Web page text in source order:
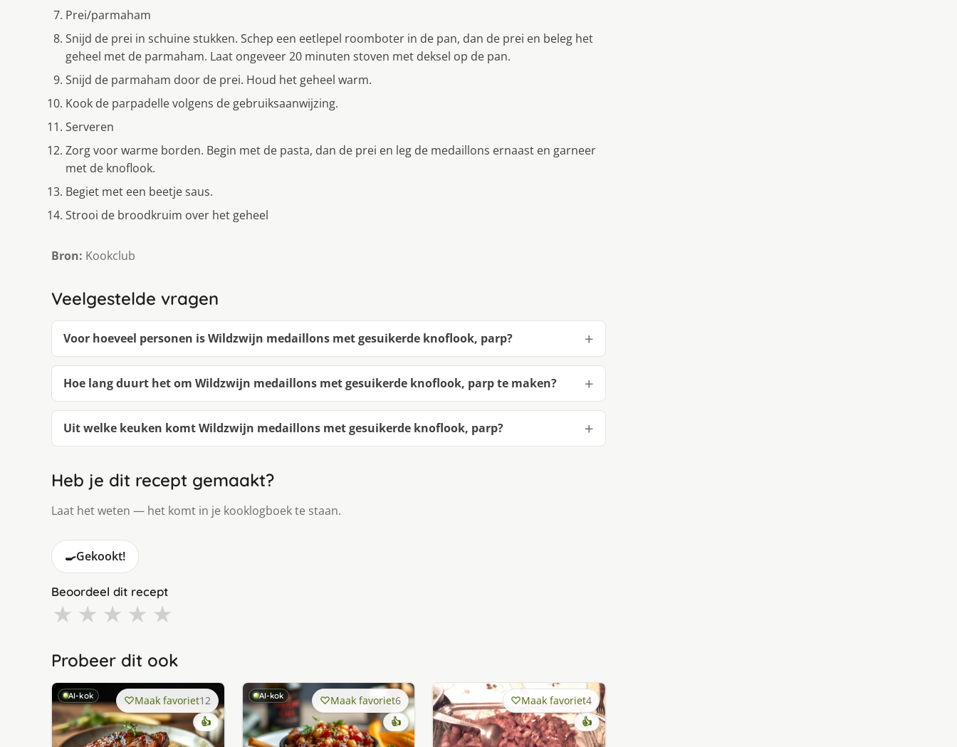
Prei/parmaham
Snijd de prei in schuine stukken. Schep een eetlepel roomboter in de pan, dan de prei en beleg het
geheel met de parmaham. Laat ongeveer 20 minuten stoven met deksel op de pan.
Snijd de parmaham door de prei. Houd het geheel warm.
Kook de parpadelle volgens de gebruiksaanwijzing.
Serveren
Zorg voor warme borden. Begin met de pasta, dan de prei en leg de medaillons ernaast en garneer
met de knoflook.
Begiet met een beetje saus.
Strooi de broodkruim over het geheel
Bron: Kookclub
Veelgestelde vragen
Voor hoeveel personen is Wildzwijn medaillons met gesuikerde knoflook, parp?
Hoe lang duurt het om Wildzwijn medaillons met gesuikerde knoflook, parp te maken?
Uit welke keuken komt Wildzwijn medaillons met gesuikerde knoflook, parp?
Heb je dit recept gemaakt?
Laat het weten — het komt in je kooklogboek te staan.
🍳Gekookt!
Beoordeel dit recept
★ ★ ★ ★ ★
Probeer dit ook
AI-kok Maak favoriet12
👍
AI-kok Maak favoriet6
👍
Maak favoriet4
👍